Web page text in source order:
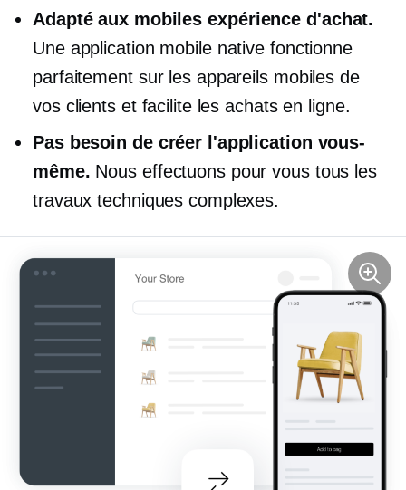
Adapté aux mobiles expérience d'achat.
Une application mobile native fonctionne
parfaitement sur les appareils mobiles de
vos clients et facilite les achats en ligne.
Pas besoin de créer l'application vous-
même. Nous effectuons pour vous tous les
travaux techniques complexes.